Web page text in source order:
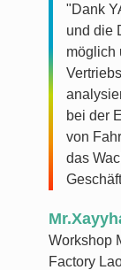
"Dank
und die
möglich
bei der
von
das
Workshop
Factory